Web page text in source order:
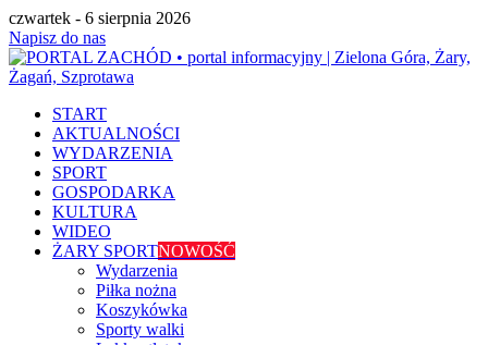
czwartek - 6 sierpnia 2026
Napisz do nas
START
AKTUALNOŚCI
WYDARZENIA
SPORT
GOSPODARKA
KULTURA
WIDEO
ŻARY SPORTNOWOŚĆ
Wydarzenia
Piłka nożna
Koszykówka
Sporty walki